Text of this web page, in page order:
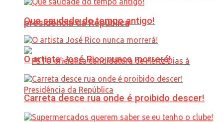
presidência da República
Que saudade do tempo antigo!
O artista José Rico nunca morrerá!
Carreta desce rua onde é proibido descer!